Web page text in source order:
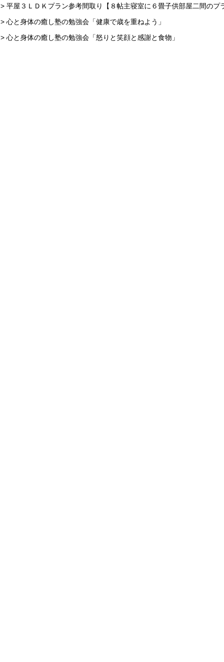
> 平屋３ＬＤＫプラン参考間取り【８帖主寝室に６畳子供部屋二間のプ
> 心と身体の癒し塾の勉強会「健康で歳を重ねよう」
> 心と身体の癒し塾の勉強会「怒りと笑顔と感謝と食物」